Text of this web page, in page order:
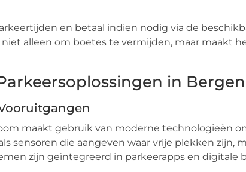
en betaal indien nodig via de
alleen om boetes te vermijden, maar maakt
in
maakt gebruik van moderne technologieën
sensoren die aangeven waar vrije plekken zijn,
zijn geïntegreerd in parkeerapps en digitale